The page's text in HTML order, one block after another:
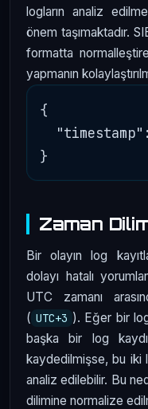
logların analiz
önem taşımaktadır.
formatta
yapmanın
{
Zaman
Bir olayın log
dolayı hatalı
UTC zamanı
( UTC+3 ). Eğer bir
başka bir log
kaydedilmişse, bu iki
analiz edilebilir. Bu
dilimine normalize